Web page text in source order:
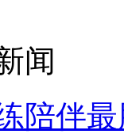
闻
陪伴